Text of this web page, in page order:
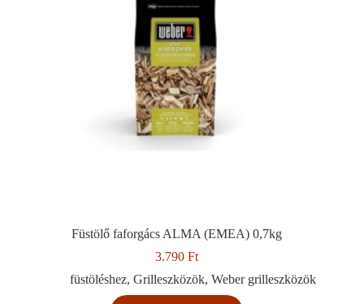
Füstölő faforgács ALMA (EMEA) 0,7kg
3.790 Ft
füstöléshez, Grilleszközök, Weber grilleszközök